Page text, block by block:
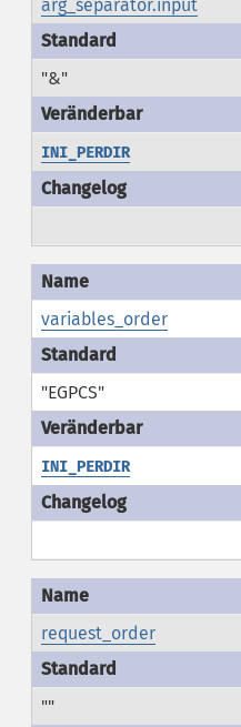
arg_separator.input
"&"
INI_PERDIR
variables_order
"EGPCS"
INI_PERDIR
request_order
""